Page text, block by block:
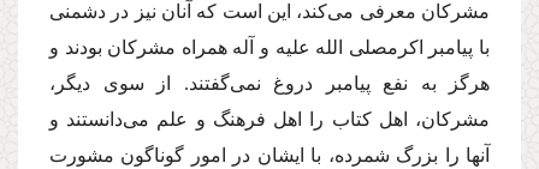
مشركان معرفی می‌كند، این است كه آنان نیز در دشمنی
با پیامبر اكرمصلی الله علیه و آله همراه مشركان بودند و
هرگز به نفع پیامبر دروغ نمی‌گفتند. از سوی دیگر،
مشركان، اهل كتاب را اهل فرهنگ و علم می‌دانستند و
آنها را بزرگ شمرده، با ایشان در امور گوناگون مشورت